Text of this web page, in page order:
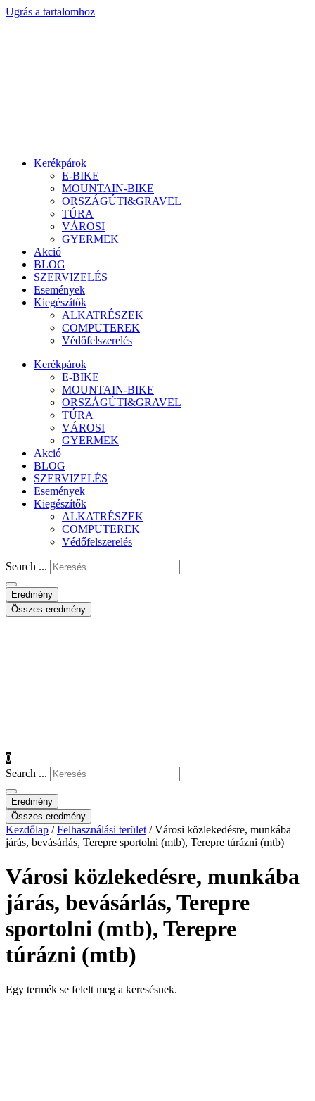
Ugrás a tartalomhoz
Kerékpárok
E-BIKE
MOUNTAIN-BIKE
ORSZÁGÚTI&GRAVEL
TÚRA
VÁROSI
GYERMEK
Akció
BLOG
SZERVIZELÉS
Események
Kiegészítők
ALKATRÉSZEK
COMPUTEREK
Védőfelszerelés
Kerékpárok
E-BIKE
MOUNTAIN-BIKE
ORSZÁGÚTI&GRAVEL
TÚRA
VÁROSI
GYERMEK
Akció
BLOG
SZERVIZELÉS
Események
Kiegészítők
ALKATRÉSZEK
COMPUTEREK
Védőfelszerelés
Search ...
Eredmény
Összes eredmény
0
Search ...
Eredmény
Összes eredmény
Kezdőlap /Felhasználási terület / Városi közlekedésre, munkába
járás, bevásárlás, Terepre sportolni (mtb), Terepre túrázni (mtb)
Városi közlekedésre, munkába
járás, bevásárlás, Terepre
sportolni (mtb), Terepre
túrázni (mtb)
Egy termék se felelt meg a keresésnek.